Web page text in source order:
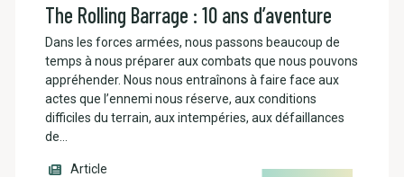
The Rolling Barrage : 10 ans d’aventure
Dans les forces armées, nous passons beaucoup de
temps à nous préparer aux combats que nous pouvons
appréhender. Nous nous entraînons à faire face aux
actes que l’ennemi nous réserve, aux conditions
difficiles du terrain, aux intempéries, aux défaillances
de…
Article